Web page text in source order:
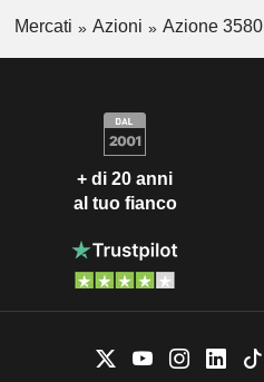
Mercati Azioni Azione 3580
+ di 20 anni
al tuo fianco